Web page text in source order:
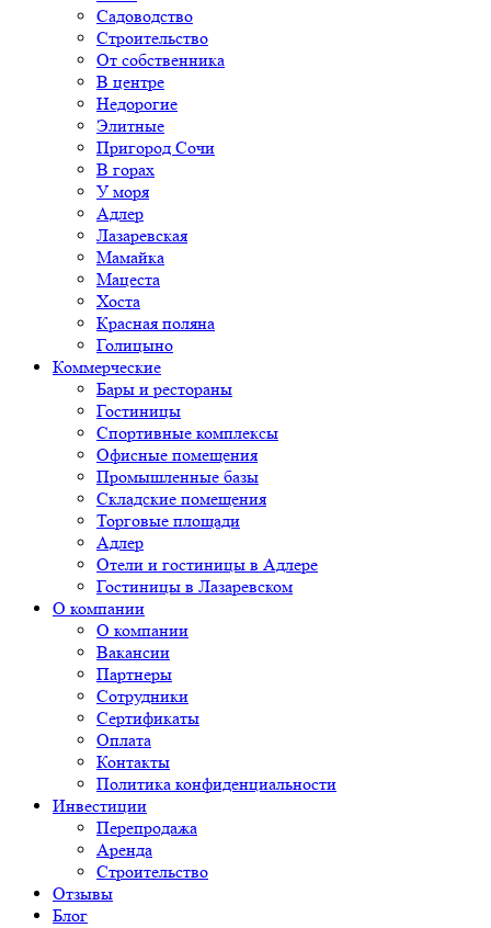
Садоводство
Строительство
От собственника
В центре
Недорогие
Элитные
Пригород Сочи
В горах
У моря
Адлер
Лазаревская
Мамайка
Мацеста
Хоста
Красная поляна
Голицыно
Коммерческие
Бары и рестораны
Гостиницы
Спортивные комплексы
Офисные помещения
Промышленные базы
Складские помещения
Торговые площади
Адлер
Отели и гостиницы в Адлере
Гостиницы в Лазаревском
О компании
О компании
Вакансии
Партнеры
Сотрудники
Сертификаты
Оплата
Контакты
Политика конфиденциальности
Инвестиции
Перепродажа
Аренда
Строительство
Отзывы
Блог